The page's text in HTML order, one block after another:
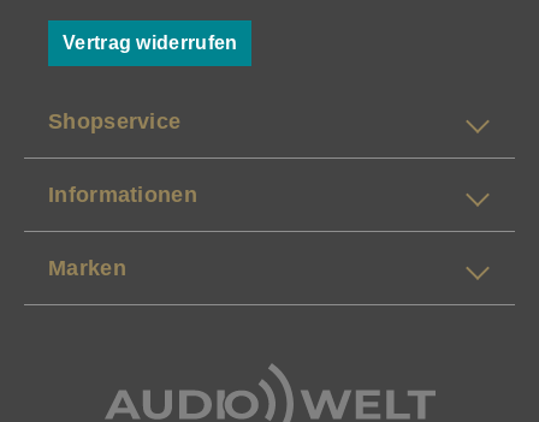
Vertrag widerrufen
Shopservice
Informationen
Marken